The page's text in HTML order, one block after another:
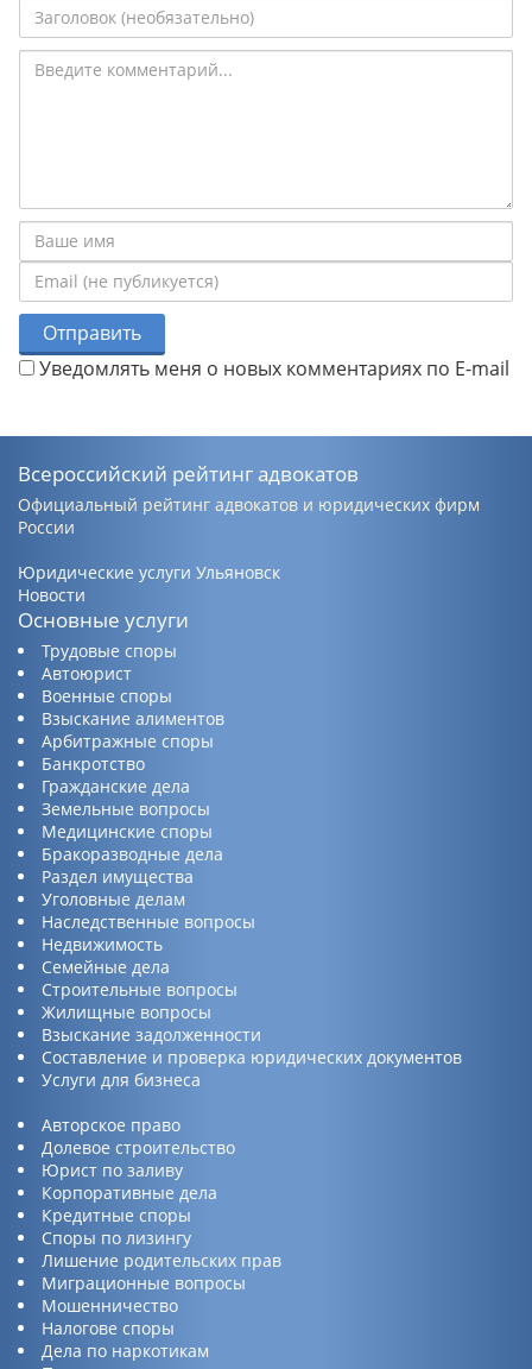
Отправить
Уведомлять меня о новых комментариях по E-mail
Всероссийский рейтинг адвокатов
Официальный рейтинг адвокатов и юридических фирм
России
Юридические услуги Ульяновск
Новости
Основные услуги
Трудовые споры
Автоюрист
Военные споры
Взыскание алиментов
Арбитражные споры
Банкротство
Гражданские дела
Земельные вопросы
Медицинские споры
Бракоразводные дела
Раздел имущества
Уголовные делам
Наследственные вопросы
Недвижимость
Семейные дела
Строительные вопросы
Жилищные вопросы
Взыскание задолженности
Составление и проверка юридических документов
Услуги для бизнеса
Авторское право
Долевое строительство
Юрист по заливу
Корпоративные дела
Кредитные споры
Споры по лизингу
Лишение родительских прав
Миграционные вопросы
Мошенничество
Налогове споры
Дела по наркотикам